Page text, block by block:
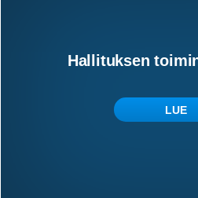
Hallituksen
LUE